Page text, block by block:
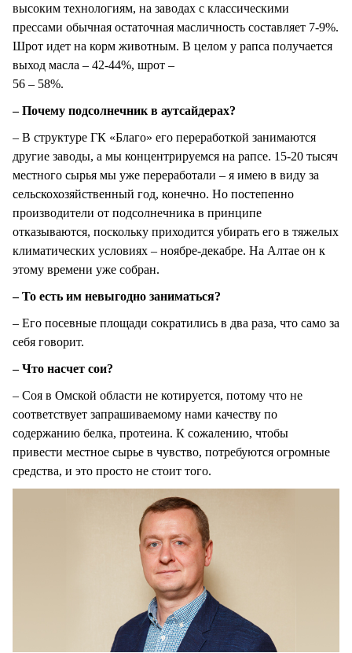
высоким технологиям, на заводах с классическими
прессами обычная остаточная масличность составляет 7-9%.
Шрот идет на корм животным. В целом у рапса получается
выход масла – 42-44%, шрот –
56 – 58%.
– Почему подсолнечник в аутсайдерах?
– В структуре ГК «Благо» его переработкой занимаются
другие заводы, а мы концентрируемся на рапсе. 15-20 тысяч
местного сырья мы уже переработали – я имею в виду за
сельскохозяйственный год, конечно. Но постепенно
производители от подсолнечника в принципе
отказываются, поскольку приходится убирать его в тяжелых
климатических условиях – ноябре-декабре. На Алтае он к
этому времени уже собран.
– То есть им невыгодно заниматься?
– Его посевные площади сократились в два раза, что само за
себя говорит.
– Что насчет сои?
– Соя в Омской области не котируется, потому что не
соответствует запрашиваемому нами качеству по
содержанию белка, протеина. К сожалению, чтобы
привести местное сырье в чувство, потребуются огромные
средства, и это просто не стоит того.